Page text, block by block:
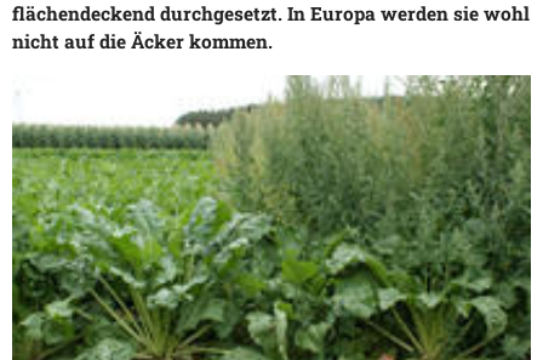
flächendeckend durchgesetzt. In Europa werden sie wohl
nicht auf die Äcker kommen.